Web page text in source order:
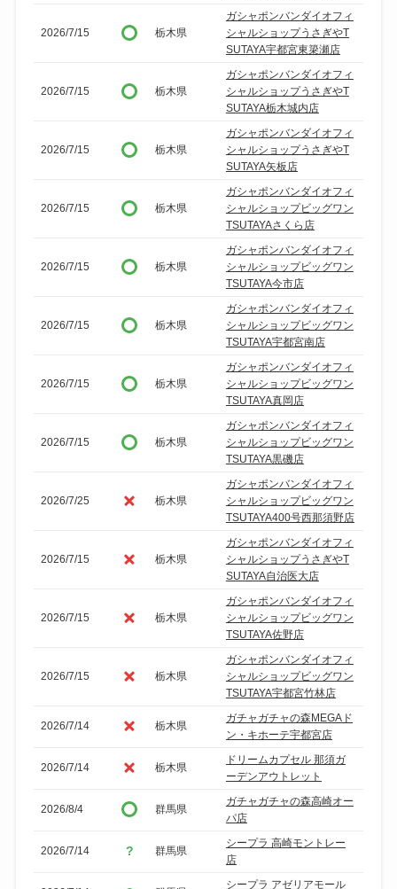
2026/7/15 栃木県
ガシャポンバンダイオフィ
シャルショップうさぎやT
SUTAYA宇都宮東簗瀬店
2026/7/15 栃木県
ガシャポンバンダイオフィ
シャルショップうさぎやT
SUTAYA栃木城内店
2026/7/15 栃木県
ガシャポンバンダイオフィ
シャルショップうさぎやT
SUTAYA矢板店
2026/7/15 栃木県
ガシャポンバンダイオフィ
シャルショップビッグワン
TSUTAYAさくら店
2026/7/15 栃木県
ガシャポンバンダイオフィ
シャルショップビッグワン
TSUTAYA今市店
2026/7/15 栃木県
ガシャポンバンダイオフィ
シャルショップビッグワン
TSUTAYA宇都宮南店
2026/7/15 栃木県
ガシャポンバンダイオフィ
シャルショップビッグワン
TSUTAYA真岡店
2026/7/15 栃木県
ガシャポンバンダイオフィ
シャルショップビッグワン
TSUTAYA黒磯店
2026/7/25 栃木県
ガシャポンバンダイオフィ
シャルショップビッグワン
TSUTAYA400号西那須野店
2026/7/15 栃木県
ガシャポンバンダイオフィ
シャルショップうさぎやT
SUTAYA自治医大店
2026/7/15 栃木県
ガシャポンバンダイオフィ
シャルショップビッグワン
TSUTAYA佐野店
2026/7/15 栃木県
ガシャポンバンダイオフィ
シャルショップビッグワン
TSUTAYA宇都宮竹林店
2026/7/14 栃木県
ガチャガチャの森MEGAド
ン・キホーテ宇都宮店
2026/7/14 栃木県
ドリームカプセル 那須ガ
ーデンアウトレット
2026/8/4 群馬県
ガチャガチャの森高崎オー
パ店
2026/7/14 群馬県
シープラ 高崎モントレー
店
シープラ アゼリアモール